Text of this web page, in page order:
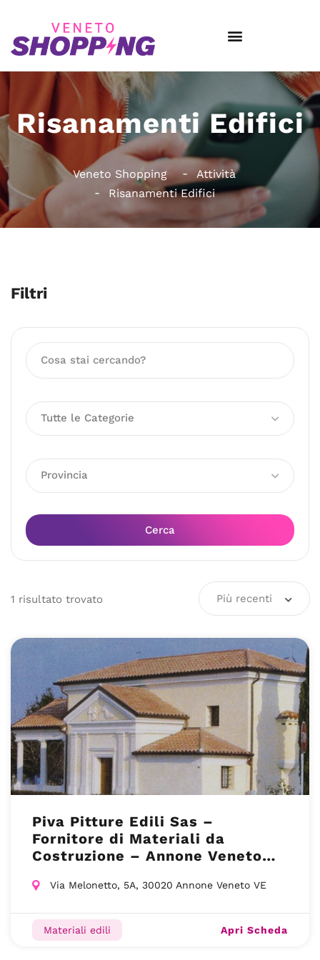
Risanamenti Edifici
Veneto Shopping
Attività
Risanamenti Edifici
Filtri
Tutte le Categorie
Provincia
Cerca
1 risultato trovato Più recenti
Piva Pitture Edili Sas –
Fornitore di Materiali da
Costruzione – Annone Veneto
Via Melonetto, 5A, 30020 Annone Veneto VE
Materiali edili Apri Scheda